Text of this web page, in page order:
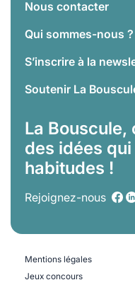
Nous contacter
Qui sommes-nous ?
S’inscrire à la
Soutenir La
La Bouscule,
des idées
habitudes !
Rejoignez-nous
Mentions légales
Jeux concours